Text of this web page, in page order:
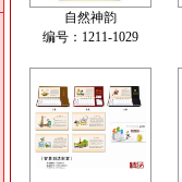
自然神韵
编号：1211-1029